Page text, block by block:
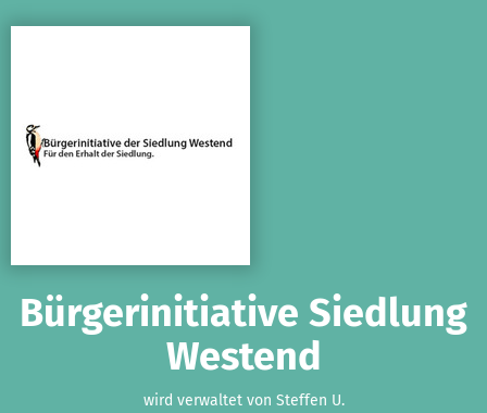
Bürgerinitiative Siedlung
Westend
wird verwaltet von Steffen U.